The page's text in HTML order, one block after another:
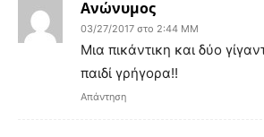
Ανώνυμος
03/27/2017 στο 2:44 ΜΜ
Μια πικάντικη και δύο
παιδί γρήγορα!!
Απάντηση